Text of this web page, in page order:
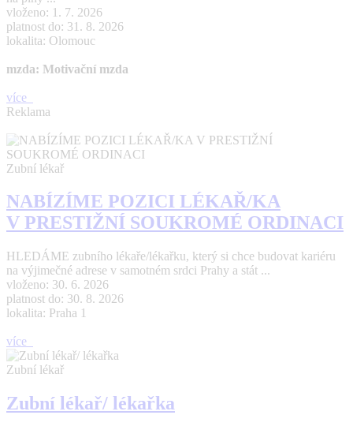
vloženo: 1. 7. 2026
platnost do: 31. 8. 2026
lokalita: Olomouc
mzda: Motivační mzda
více
Reklama
Zubní lékař
NABÍZÍME POZICI LÉKAŘ/KA
V PRESTIŽNÍ SOUKROMÉ ORDINACI
HLEDÁME zubního lékaře/lékařku, který si chce budovat kariéru
na výjimečné adrese v samotném srdci Prahy a stát ...
vloženo: 30. 6. 2026
platnost do: 30. 8. 2026
lokalita: Praha 1
více
Zubní lékař
Zubní lékař/ lékařka